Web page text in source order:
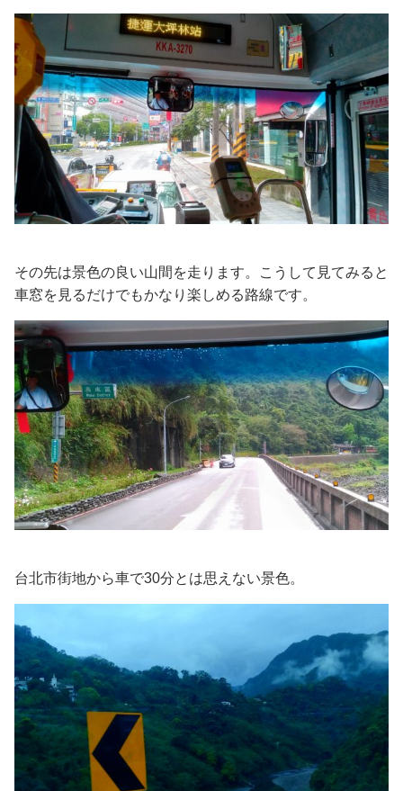
その先は景色の良い山間を走ります。こうして見てみると
車窓を見るだけでもかなり楽しめる路線です。
台北市街地から車で30分とは思えない景色。